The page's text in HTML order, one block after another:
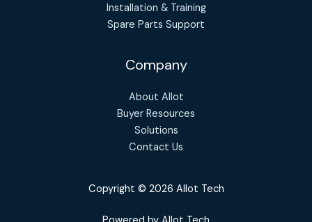
Installation & Training
Spare Parts Support
Company
About Allot
Buyer Resources
Solutions
Contact Us
Copyright © 2026 Allot Tech